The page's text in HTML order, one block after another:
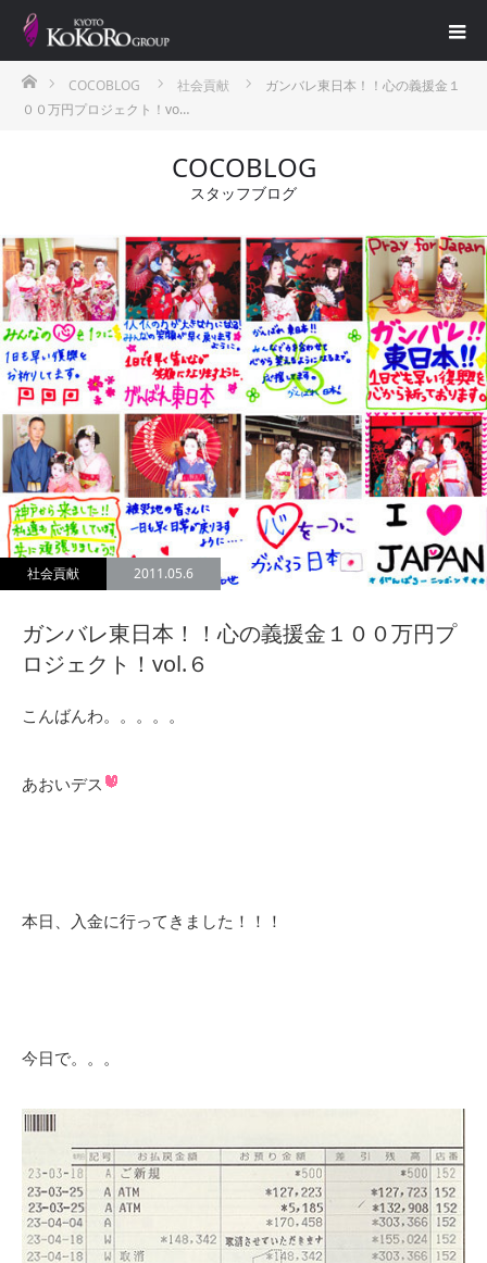
ホームCOCOBLOG 社会貢献
ガンバレ東日本！！心の義援金１
００万円プロジェクト！vo…
COCOBLOG
スタッフブログ
社会貢献 2011.05.6
ガンバレ東日本！！心の義援金１００万円プ
ロジェクト！vol.６
こんばんわ。。。。。
あおいデス
本日、入金に行ってきました！！！
今日で。。。